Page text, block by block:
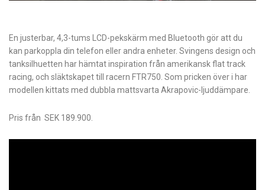
En justerbar, 4,3-tums LCD-pekskärm med Bluetooth gör att du
kan parkoppla din telefon eller andra enheter. Svingens design och
tanksilhuetten har hämtat inspiration från amerikansk flat track
racing, och släktskapet till racern FTR750. Som pricken över i har
modellen kittats med dubbla mattsvarta Akrapovic-ljuddämpare.
Pris från SEK 189.900.